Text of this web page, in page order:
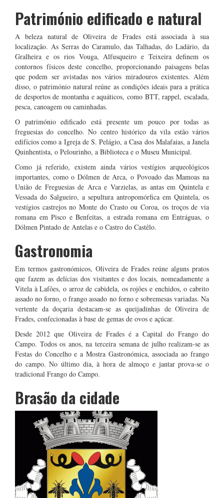
Património edificado e natural
A beleza natural de Oliveira de Frades está associada à sua
localização. As Serras do Caramulo, das Talhadas, do Ladário, da
Gralheira e os rios Vouga, Alfusqueiro e Teixeira definem os
contornos físicos deste concelho, proporcionando paisagens belas
que podem ser avistadas nos vários miradouros existentes. Além
disso, o património natural reúne as condições ideais para a prática
de desportos de montanha e aquáticos, como BTT, rappel, escalada,
pesca, canoagem ou caminhadas.
O património edificado está presente um pouco por todas as
freguesias do concelho. No centro histórico da vila estão vários
edifícios como a Igreja de S. Pelágio, a Casa dos Malafaias, a Janela
Quinhentista, o Pelourinho, a Biblioteca e o Museu Municipal.
Como já referido, existem ainda vários vestígios arqueológicos
importantes, como o Dólmen de Arca, o Povoado das Mamoas na
União de Freguesias de Arca e Varzielas, as antas em Quintela e
Vessada do Salgueiro, a sepultura antropomórfica em Quintela, os
vestígios castrejos no Monte do Crasto ou Coroa, os troços de via
romana em Pisco e Benfeitas, a estrada romana em Entráguas, o
Dólmen Pintado de Antelas e o Castro do Castêlo.
Gastronomia
Em termos gastronómicos, Oliveira de Frades reúne alguns pratos
que fazem as delícias dos visitantes e dos locais, nomeadamente a
Vitela à Lafões, o arroz de cabidela, os rojões e enchidos, o cabrito
assado no forno, o frango assado no forno e sobremesas variadas. Na
vertente da doçaria destacam-se as queijadinhas de Oliveira de
Frades, confecionadas à base de gemas de ovos e açúcar.
Desde 2012 que Oliveira de Frades é a Capital do Frango do
Campo. Todos os anos, na terceira semana de julho realizam-se as
Festas do Concelho e a Mostra Gastronómica, associada ao frango
do campo. No último dia, à hora de almoço e jantar prova-se o
tradicional Frango do Campo.
Brasão da cidade